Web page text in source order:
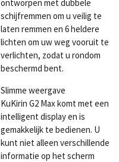
ontworpen met dubbele
schijfremmen om u veilig te
laten remmen en 6 heldere
lichten om uw weg vooruit te
verlichten, zodat u rondom
beschermd bent.
Slimme weergave
KuKirin G2 Max komt met een
intelligent display en is
gemakkelijk te bedienen. U
kunt niet alleen verschillende
informatie op het scherm